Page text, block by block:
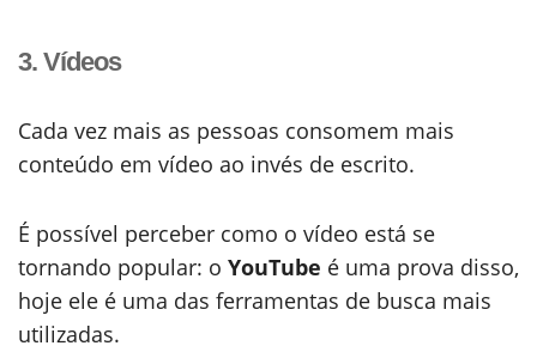
3. Vídeos
Cada vez mais as pessoas consomem mais
conteúdo em vídeo ao invés de escrito.
É possível perceber como o vídeo está se
tornando popular: o YouTube é uma prova disso,
hoje ele é uma das ferramentas de busca mais
utilizadas.